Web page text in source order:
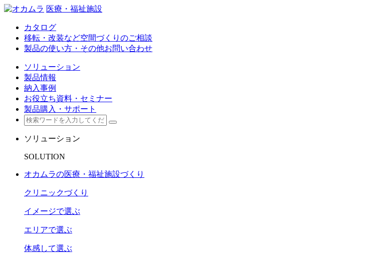
医療・福祉施設
カタログ
移転・改装など空間づくりのご相談
製品の使い方・その他お問い合わせ
ソリューション
製品情報
納入事例
お役立ち資料・セミナー
製品購入・サポート
ソリューション
SOLUTION
オカムラの医療・福祉施設づくり
クリニックづくり
イメージで選ぶ
エリアで選ぶ
体感して選ぶ